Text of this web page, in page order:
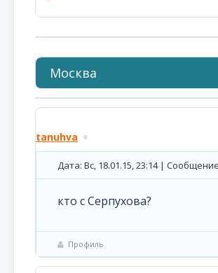
Москва
tanuhva
Дата: Вс, 18.01.15, 23:14 |
кто с Серпухова?
Профиль